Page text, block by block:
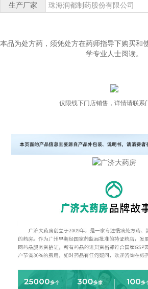
生产厂家
珠海润都制药股份有限公司
本品为处方药，须凭处方在药师指导下购买和
学专业人士阅读。
仅限线下门店销售，详情请联系